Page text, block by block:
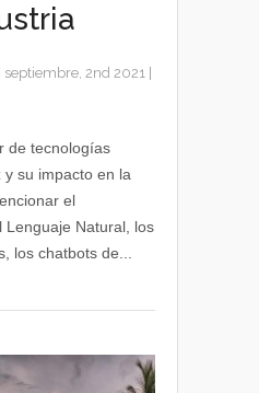
septiembre, 2nd 2021
de tecnologías
su impacto en la
el
Lenguaje Natural, los
los chatbots de...